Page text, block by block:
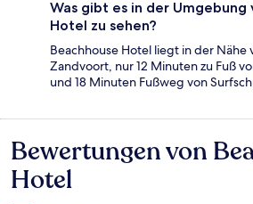
Was gibt es in der Umgebung
Hotel zu sehen?
Beachhouse Hotel liegt in der Nähe
Zandvoort, nur 12 Minuten zu Fuß
und 18 Minuten Fußweg von
Bewertungen
Bewertungen von
Hotel